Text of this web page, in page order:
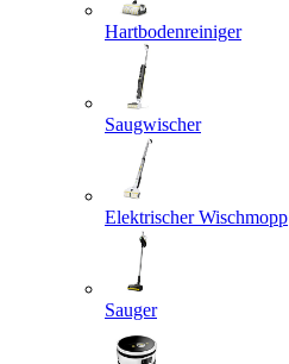
Hartbodenreiniger
Saugwischer
Elektrischer Wischmopp
Sauger